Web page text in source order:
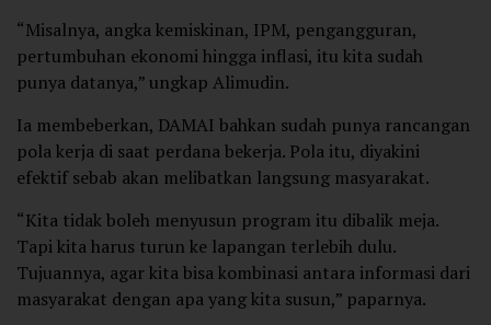
“Misalnya, angka kemiskinan, IPM, pengangguran,
pertumbuhan ekonomi hingga inflasi, itu kita sudah
punya datanya,” ungkap Alimudin.
Ia membeberkan, DAMAI bahkan sudah punya rancangan
pola kerja di saat perdana bekerja. Pola itu, diyakini
efektif sebab akan melibatkan langsung masyarakat.
“Kita tidak boleh menyusun program itu dibalik meja.
Tapi kita harus turun ke lapangan terlebih dulu.
Tujuannya, agar kita bisa kombinasi antara informasi dari
masyarakat dengan apa yang kita susun,” paparnya.